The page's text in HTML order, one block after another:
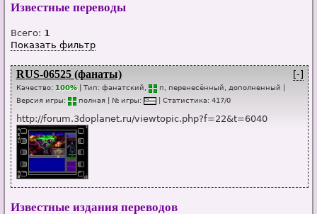
Известные переводы
Всего: 1
Показать фильтр
[-]
RUS-06525 (фанаты)
Качество: 100% | Тип: фанатский, п , перенесённый, дополненный
Версия игры:
полная | № игры: Статистика: 417/0
http://forum.3doplanet.ru/viewtopic.php?f=22&t=6040
Известные издания переводов